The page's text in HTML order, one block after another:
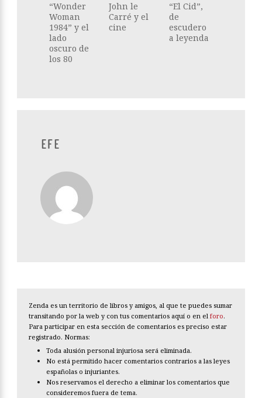
“Wonder
Woman
1984” y el
lado
oscuro de
los 80
John le
Carré y el
cine
“El Cid”,
de
escudero
a leyenda
EFE
Zenda es un territorio de libros y amigos, al que te puedes sumar
transitando por la web y con tus comentarios aquí o en el foro.
Para participar en esta sección de comentarios es preciso estar
registrado. Normas:
Toda alusión personal injuriosa será eliminada.
No está permitido hacer comentarios contrarios a las leyes
españolas o injuriantes.
Nos reservamos el derecho a eliminar los comentarios que
consideremos fuera de tema.